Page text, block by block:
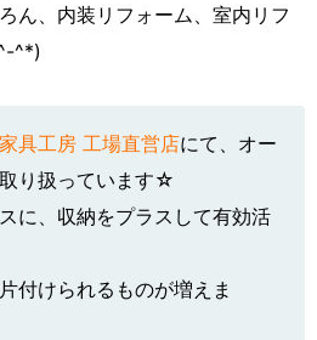
ん、内装リフォーム、室内リフ
^*)
具工房 工場直営店にて、オー
り扱っています☆
に、収納をプラスして有効活
付けられるものが増えま